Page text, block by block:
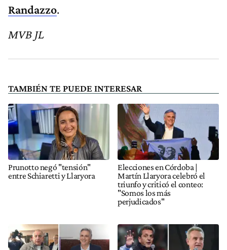
Randazzo.
MVB JL
TAMBIÉN TE PUEDE INTERESAR
Prunotto negó "tensión"
entre Schiaretti y Llaryora
Elecciones en Córdoba |
Martín Llaryora celebró el
triunfo y criticó el conteo:
"Somos los más
perjudicados"